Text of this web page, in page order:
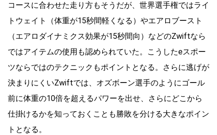
コースに合わせた走り方もそうだが、世界選手権ではライ
トウェイト（体重が15秒間軽くなる）やエアロブースト
（エアロダイナミクス効果が15秒間向）などのZwiftなら
ではアイテムの使用も認められていた。こうしたeスポー
ツならではのテクニックもポイントとなる。さらに逃げが
決まりにくいZwiftでは、オズボーン選手のようにゴール
前に体重の10倍を超えるパワーを出せ、さらにどこから
仕掛けるかを知っておくことも勝敗を分ける大きなポイン
トとなる。